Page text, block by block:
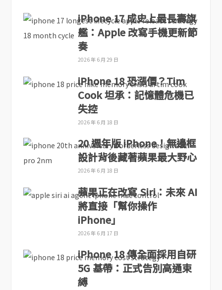
iPhone 17 成史上最長壽旗
艦：Apple 改寫手機更新節
奏
2026 年 6 月 29 日
iPhone 18 恐漲價？Tim
Cook 坦承：記憶體危機已
失控
2026 年 6 月 18 日
20 週年版 iPhone！無邊框
設計背後藏著蘋果最大野心
2026 年 6 月 18 日
蘋果正在改寫 Siri：未來 AI
將直接「幫你操作
iPhone」
2026 年 6 月 17 日
iPhone 18 傳全面採用自研
5G 基帶：正式告別高通束
縛